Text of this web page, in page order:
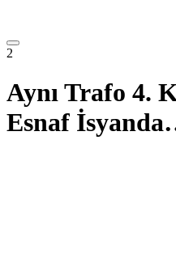
2
Aynı Trafo 4.
Esnaf